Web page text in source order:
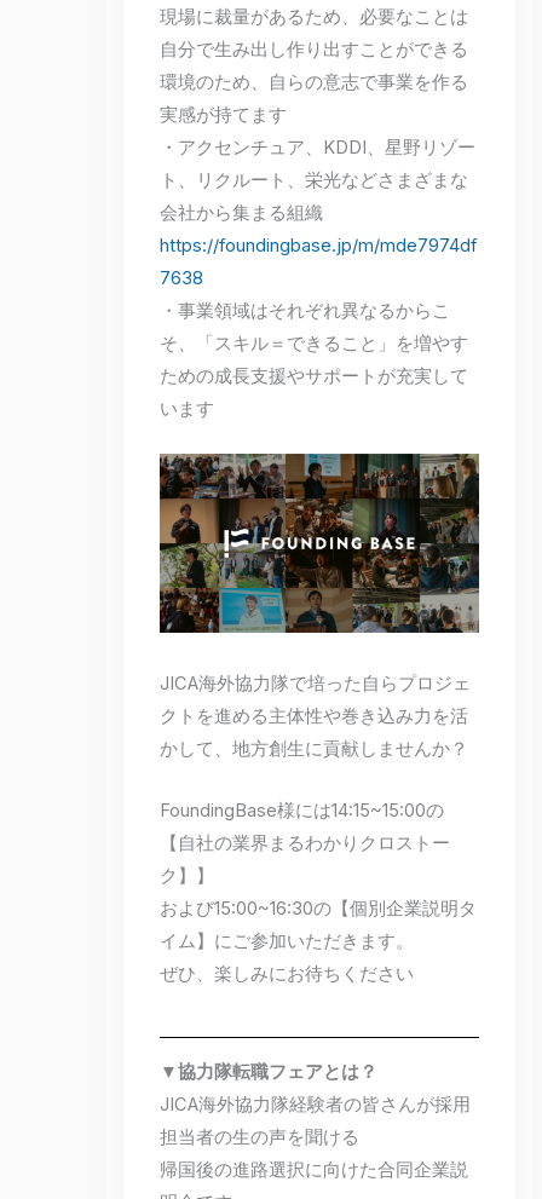
現場に裁量があるため、必要なことは
自分で生み出し作り出すことができる
環境のため、自らの意志で事業を作る
実感が持てます
・アクセンチュア、KDDI、星野リゾー
ト、リクルート、栄光などさまざまな
会社から集まる組織
https://foundingbase.jp/m/mde7974df
7638
・事業領域はそれぞれ異なるからこ
そ、「スキル＝できること」を増やす
ための成長支援やサポートが充実して
います
JICA海外協力隊で培った自らプロジェ
クトを進める主体性や巻き込み力を活
かして、地方創生に貢献しませんか？
FoundingBase様には14:15~15:00の
【自社の業界まるわかりクロストー
ク】】
および15:00~16:30の【個別企業説明タ
イム】にご参加いただきます。
ぜひ、楽しみにお待ちください
▼協力隊転職フェアとは？
JICA海外協力隊経験者の皆さんが採用
担当者の生の声を聞ける
帰国後の進路選択に向けた合同企業説